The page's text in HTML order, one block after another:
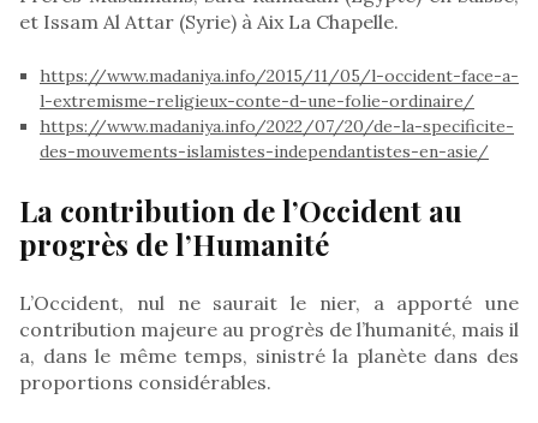
et Issam Al Attar (Syrie) à Aix La Chapelle.
https://www.madaniya.info/2015/11/05/l-occident-face-a-
l-extremisme-religieux-conte-d-une-folie-ordinaire/
https://www.madaniya.info/2022/07/20/de-la-specificite-
des-mouvements-islamistes-independantistes-en-asie/
La contribution de l’Occident au
progrès de l’Humanité
L’Occident, nul ne saurait le nier, a apporté une
contribution majeure au progrès de l’humanité, mais il
a, dans le même temps, sinistré la planète dans des
proportions considérables.